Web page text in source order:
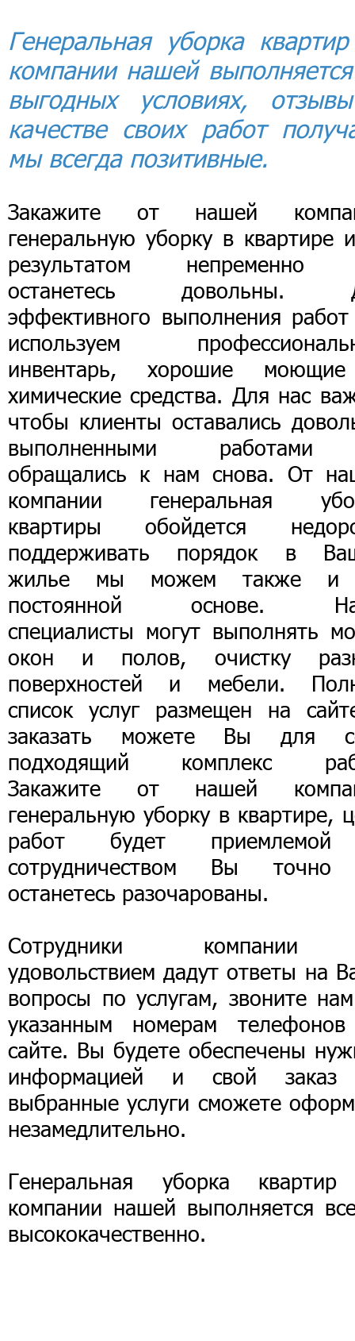
Генеральная уборка
компании нашей
выгодных условиях,
качестве своих работ
мы всегда позитивные.
Закажите от нашей
генеральную уборку в квартире
результатом непременно
останетесь довольны.
эффективного выполнения
используем
инвентарь, хорошие
химические средства. Для нас
чтобы клиенты оставались
выполненными
обращались к нам снова. От
компании генеральная
квартиры обойдется
поддерживать порядок в
жилье мы можем также и
постоянной основе.
специалисты могут выполнять
окон и полов, очистку
поверхностей и мебели.
список услуг размещен на
заказать можете Вы для
подходящий комплекс
Закажите от нашей
генеральную уборку в квартире,
работ будет
сотрудничеством Вы
останетесь разочарованы.
Сотрудники
удовольствием дадут ответы на
вопросы по услугам, звоните
указанным номерам
сайте. Вы будете обеспечены
информацией и свой
выбранные услуги сможете
незамедлительно.
Генеральная уборка
компании нашей выполняется
высококачественно.